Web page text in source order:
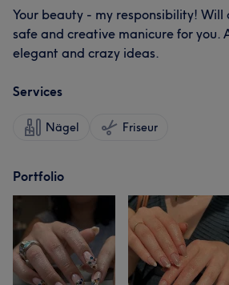
Your beauty - my responsibility!
safe and creative manicure for you.
elegant and crazy ideas.
Services
Nägel Friseur
Portfolio